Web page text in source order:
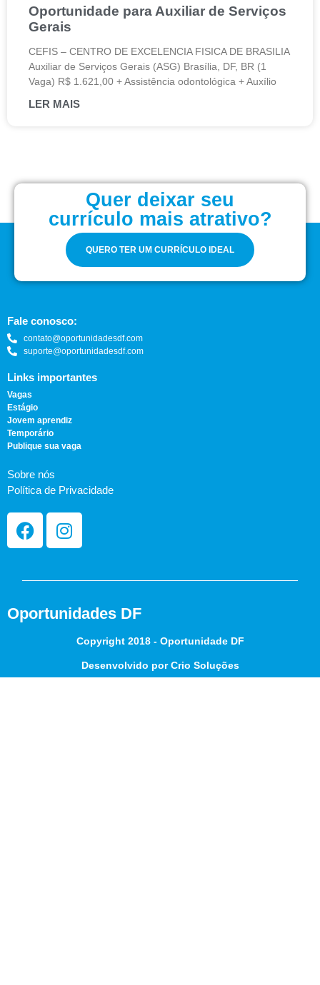
Oportunidade para Auxiliar de Serviços
Gerais
CEFIS – CENTRO DE EXCELENCIA FISICA DE BRASILIA
Auxiliar de Serviços Gerais (ASG) Brasília, DF, BR (1
Vaga) R$ 1.621,00 + Assistência odontológica + Auxílio
LER MAIS
Quer deixar seu
currículo mais atrativo?
QUERO TER UM CURRÍCULO IDEAL
Fale conosco:
contato@oportunidadesdf.com
suporte@oportunidadesdf.com
Links importantes
Vagas
Estágio
Jovem aprendiz
Temporário
Publique sua vaga
Sobre nós
Política de Privacidade
Oportunidades DF
Copyright 2018 - Oportunidade DF
Desenvolvido por Crio Soluções